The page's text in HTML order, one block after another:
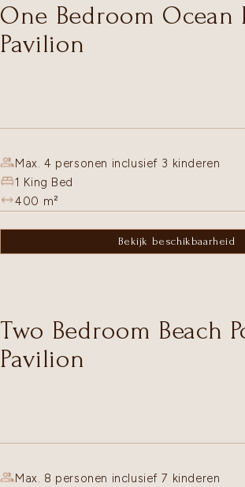
One Bedroom Ocean
Pavilion
Max. 4 personen inclusief 3 kinderen
1 King Bed
400 m²
Bekijk beschikbaarheid
Two Bedroom Beach
Pavilion
Max. 8 personen inclusief 7 kinderen